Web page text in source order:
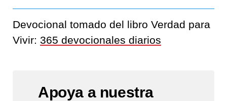
Devocional tomado del libro Verdad para
Vivir: 365 devocionales diarios
Apoya a nuestra